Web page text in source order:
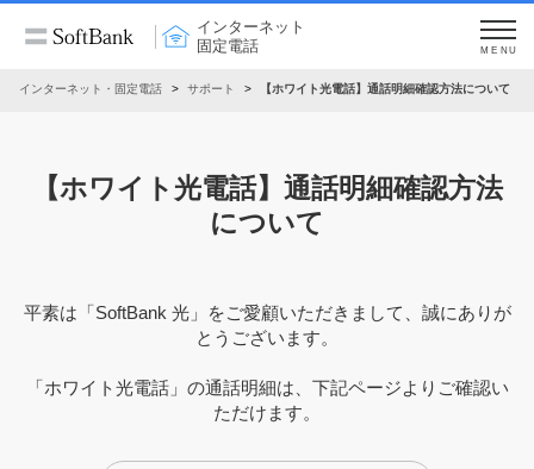
インターネット
固定電話
MENU
インターネット・固定電話 サポート 【ホワイト光電話】通話明細確認方法について
【ホワイト光電話】通話明細確認方法
について
平素は「SoftBank 光」をご愛顧いただきまして、誠にありが
とうございます。
「ホワイト光電話」の通話明細は、下記ページよりご確認い
ただけます。